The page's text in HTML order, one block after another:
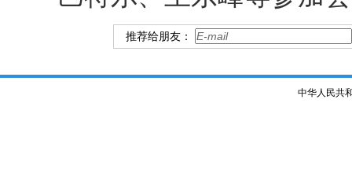
推荐给朋友：
中华人民共